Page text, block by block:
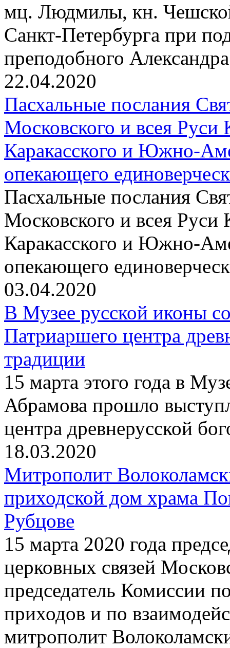
мц. Людмилы, кн.
Санкт-Петербурга при
преподобного
22.04.2020
Пасхальные послания
Московского и всея Руси
Каракасского и Южно-
опекающего
Пасхальные послания
Московского и всея Руси
Каракасского и Южно-
опекающего
03.04.2020
В Музее русской иконы
Патриаршего центра
традиции
15 марта этого года в
Абрамова прошло
центра древнерусской
18.03.2020
Митрополит
приходской дом храма
Рубцове
15 марта 2020 года
церковных связей
председатель Комиссии
приходов и по
митрополит